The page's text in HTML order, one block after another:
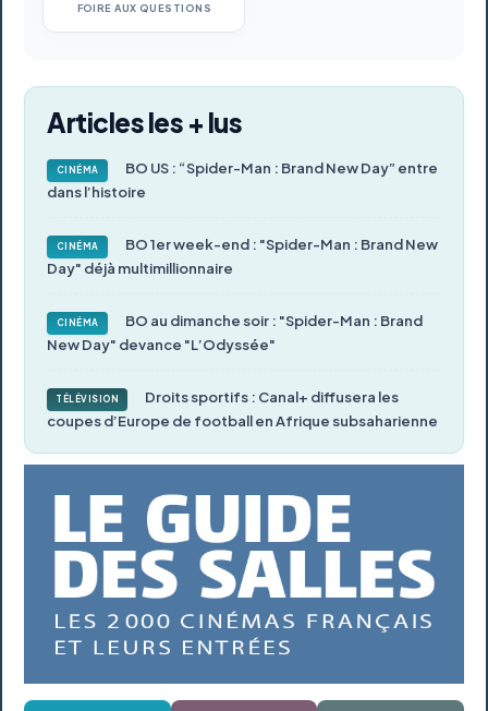
FOIRE AUX QUESTIONS
Articles les + lus
CINÉMA
BO US : “Spider-Man : Brand New Day” entre
dans l’histoire
CINÉMA
BO 1er week-end : "Spider-Man : Brand New
Day" déjà multimillionnaire
CINÉMA
BO au dimanche soir : "Spider-Man : Brand
New Day" devance "L’Odyssée"
TÉLÉVISION
Droits sportifs : Canal+ diffusera les
coupes d’Europe de football en Afrique subsaharienne